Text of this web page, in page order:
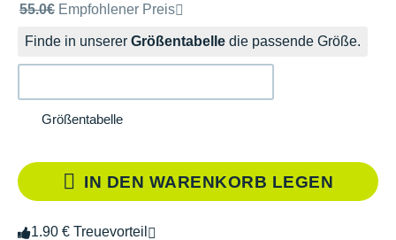
Unverbindliche Preisempfehlung der Marke
55.0€ Empfohlener Preis
Finde in unserer Größentabelle die passende Größe.
Größentabelle
IN DEN WARENKORB LEGEN
1.90 € Treuevorteil